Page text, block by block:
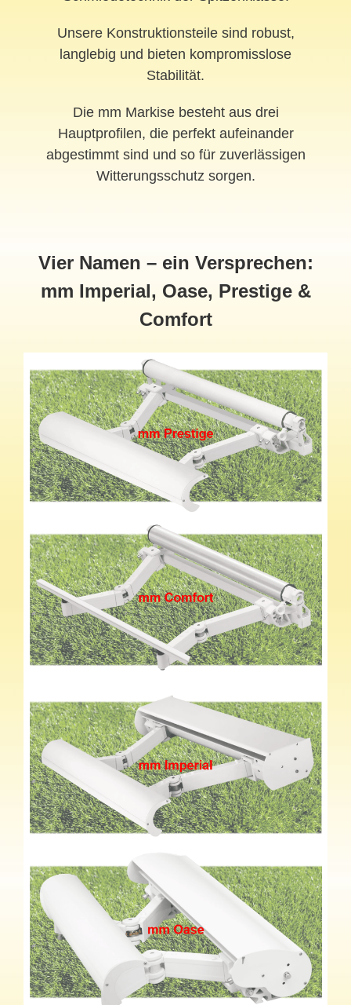
Unsere Konstruktionsteile sind robust,
langlebig und bieten kompromisslose
Stabilität.
Die mm Markise besteht aus drei
Hauptprofilen, die perfekt aufeinander
abgestimmt sind und so für zuverlässigen
Witterungsschutz sorgen.
Vier Namen – ein Versprechen:
mm Imperial, Oase, Prestige &
Comfort